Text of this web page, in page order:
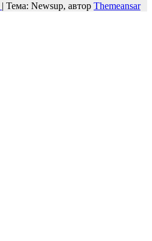
| Тема: Newsup, автор Themeansar